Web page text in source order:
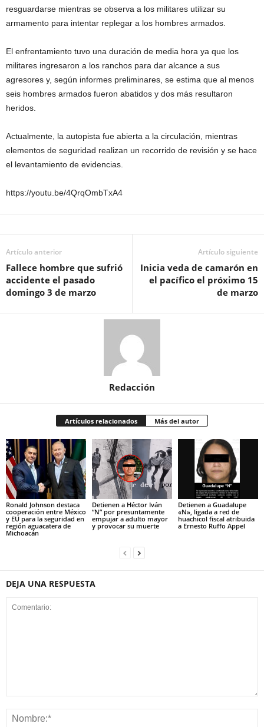
resguardarse mientras se observa a los militares utilizar su
armamento para intentar replegar a los hombres armados.
El enfrentamiento tuvo una duración de media hora ya que los
militares ingresaron a los ranchos para dar alcance a sus
agresores y, según informes preliminares, se estima que al menos
seis hombres armados fueron abatidos y dos más resultaron
heridos.
Actualmente, la autopista fue abierta a la circulación, mientras
elementos de seguridad realizan un recorrido de revisión y se hace
el levantamiento de evidencias.
https://youtu.be/4QrqOmbTxA4
Artículo anterior
Fallece hombre que sufrió
accidente el pasado
domingo 3 de marzo
Artículo siguiente
Inicia veda de camarón en
el pacífico el próximo 15
de marzo
Redacción
Artículos relacionados Más del autor
Ronald Johnson destaca
cooperación entre México
y EU para la seguridad en
región aguacatera de
Michoacán
Detienen a Héctor Iván
“N” por presuntamente
empujar a adulto mayor
y provocar su muerte
Detienen a Guadalupe
«N», ligada a red de
huachicol fiscal atribuida
a Ernesto Ruffo Appel
DEJA UNA RESPUESTA